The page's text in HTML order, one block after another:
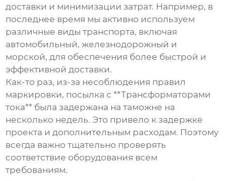
доставки и минимизации затрат. Например, в
последнее время мы активно используем
различные виды транспорта, включая
автомобильный, железнодорожный и
морской, для обеспечения более быстрой и
эффективной доставки.
Как-то раз, из-за несоблюдения правил
маркировки, посылка с **Трансформаторами
тока** была задержана на таможне на
несколько недель. Это привело к задержке
проекта и дополнительным расходам. Поэтому
всегда важно тщательно проверять
соответствие оборудования всем
требованиям.